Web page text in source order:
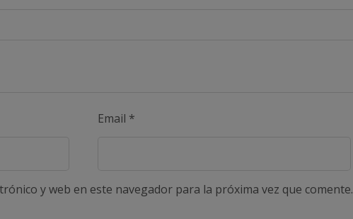
Email *
y web en este navegador para la próxima vez que comente.